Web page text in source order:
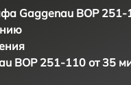
Gaggenau BOP 251-
BOP 251-110 от 35